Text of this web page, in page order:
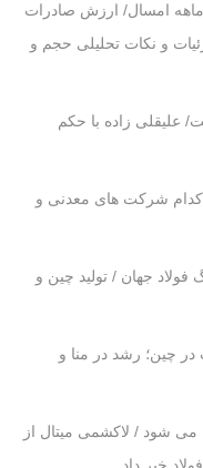
صادرات ۱۱.۶ میلیون تن آهن و فولاد در ۱۱ ماهه امسال/ ارزش صادرات
رسید/ جزئیات و نکات تحلیلی حجم و
علیقلی زاده با حکم
شرکت ‌های معدنی و
فولاد جهان / تولید چین و
فولاد در سال ۲۰۲۴ / ثبات در چین؛ رشد در منا و
می شود / لاکشمی میتال از